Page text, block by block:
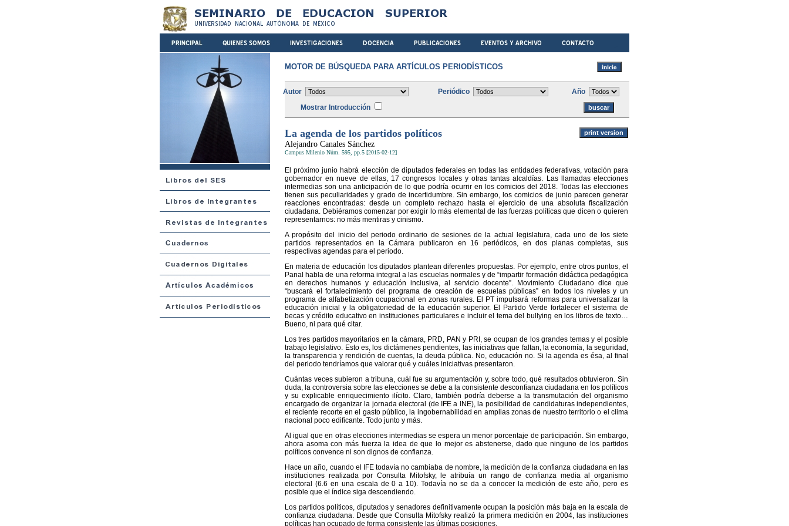
MOTOR DE BÚSQUEDA PARA ARTÍCULOS PERIODÍSTICOS
Autor Periódico
Año
Mostrar Introducción
La agenda de los partidos políticos
Alejandro Canales Sánchez
Campus Milenio Núm. 595, pp.5 [2015-02-12]
El próximo junio habrá elección de diputados federales en todas las entidades federativas, votación para
gobernador en nueve de ellas, 17 congresos locales y otras tantas alcaldías. Las llamadas elecciones
intermedias son una anticipación de lo que podría ocurrir en los comicios del 2018. Todas las elecciones
tienen sus peculiaridades y grado de incertidumbre. Sin embargo, los comicios de junio parecen generar
reacciones encontradas: desde un completo rechazo hasta el ejercicio de una absoluta fiscalización
ciudadana. Debiéramos comenzar por exigir lo más elemental de las fuerzas políticas que dicen o quieren
representarnos: no más mentiras y cinismo.
A propósito del inicio del periodo ordinario de sesiones de la actual legislatura, cada uno de los siete
partidos representados en la Cámara publicaron en 16 periódicos, en dos planas completas, sus
respectivas agendas para el periodo.
En materia de educación los diputados plantean diferentes propuestas. Por ejemplo, entre otros puntos, el
Panal habla de una reforma integral a las escuelas normales y de “impartir formación didáctica pedagógica
en derechos humanos y educación inclusiva, al servicio docente”. Movimiento Ciudadano dice que
“buscará el fortalecimiento del programa de creación de escuelas públicas” en todos los niveles y un
programa de alfabetización ocupacional en zonas rurales. El PT impulsará reformas para universalizar la
educación inicial y la obligatoriedad de la educación superior. El Partido Verde fortalecer el sistema de
becas y crédito educativo en instituciones particulares e incluir el tema del bullying en los libros de texto…
Bueno, ni para qué citar.
Los tres partidos mayoritarios en la cámara, PRD, PAN y PRI, se ocupan de los grandes temas y el posible
trabajo legislativo. Esto es, los dictámenes pendientes, las iniciativas que faltan, la economía, la seguridad,
la transparencia y rendición de cuentas, la deuda pública. No, educación no. Si la agenda es ésa, al final
del periodo tendríamos que valorar qué y cuáles iniciativas presentaron.
Cuántas veces subieron a tribuna, cuál fue su argumentación y, sobre todo, qué resultados obtuvieron. Sin
duda, la controversia sobre las elecciones se debe a la consistente desconfianza ciudadana en los políticos
y su explicable enriquecimiento ilícito. Claro, también podría deberse a la transmutación del organismo
encargado de organizar la jornada electoral (de IFE a INE), la posibilidad de candidaturas independientes,
el reciente recorte en el gasto público, la ingobernabilidad en amplias zonas de nuestro territorio o el clima
nacional poco edificante. Todo junto y más.
Al igual que en otras elecciones intermedias se espera un menor porcentaje de participación. Sin embargo,
ahora asoma con más fuerza la idea de que lo mejor es abstenerse, dado que ninguno de los partidos
políticos convence ni son dignos de confianza.
Hace un año, cuando el IFE todavía no cambiaba de nombre, la medición de la confianza ciudadana en las
instituciones realizada por Consulta Mitofsky, le atribuía un rango de confianza media al organismo
electoral (6.6 en una escala de 0 a 10). Todavía no se da a conocer la medición de este año, pero es
posible que el índice siga descendiendo.
Los partidos políticos, diputados y senadores definitivamente ocupan la posición más baja en la escala de
confianza ciudadana. Desde que Consulta Mitofsky realizó la primera medición en 2004, las instituciones
políticas han ocupado de forma consistente las últimas posiciones.